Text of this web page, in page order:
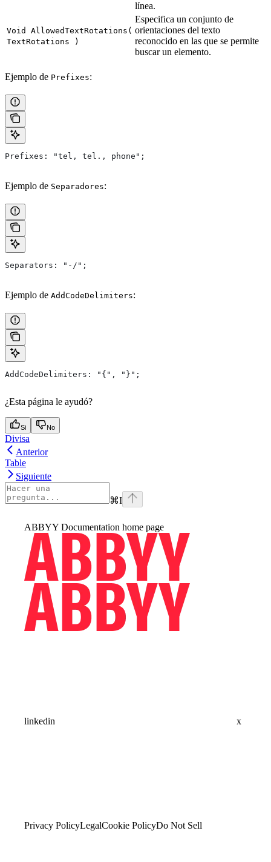
línea.
Void AllowedTextRotations(
TextRotations )
Especifica un conjunto de
orientaciones del texto
reconocido en las que se permite
buscar un elemento.
Ejemplo de Prefixes:
Prefixes: "tel, tel., phone";
Ejemplo de Separadores:
Separators: "-/";
Ejemplo de AddCodeDelimiters:
AddCodeDelimiters: "{", "}";
¿Esta página le ayudó?
Si No
Divisa
Anterior
Table
Siguiente
⌘I
ABBYY Documentation home page
linkedin x
Privacy PolicyLegalCookie PolicyDo Not Sell